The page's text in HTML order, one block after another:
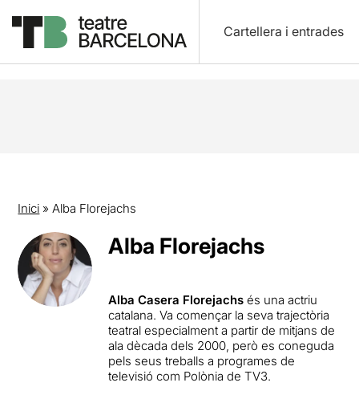
Cartellera i entrades
Inici »Alba Florejachs
Alba Florejachs
Alba Casera Florejachs és una actriu
catalana. Va començar la seva trajectòria
teatral especialment a partir de mitjans de
ala dècada dels 2000, però es coneguda
pels seus treballs a programes de
televisió com Polònia de TV3.